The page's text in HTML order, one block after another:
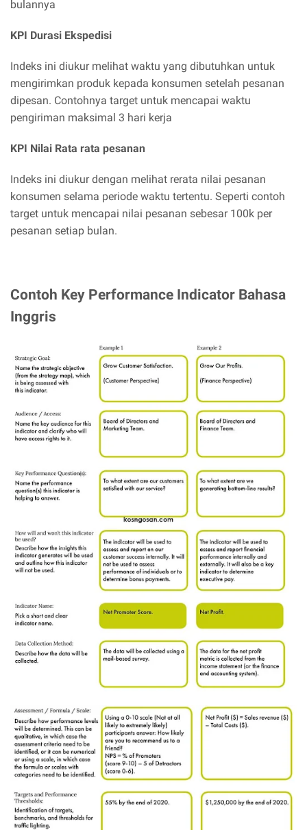
bulannya
KPI Durasi Ekspedisi
Indeks ini diukur melihat waktu yang dibutuhkan untuk
mengirimkan produk kepada konsumen setelah pesanan
dipesan. Contohnya target untuk mencapai waktu
pengiriman maksimal 3 hari kerja
KPI Nilai Rata rata pesanan
Indeks ini diukur dengan melihat rerata nilai pesanan
konsumen selama periode waktu tertentu. Seperti contoh
target untuk mencapai nilai pesanan sebesar 100k per
pesanan setiap bulan.
Contoh Key Performance Indicator Bahasa
Inggris